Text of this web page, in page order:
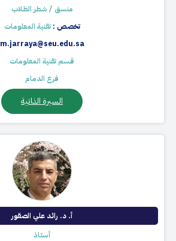
منسق / شطر الطلاب
تخصص :تقنية المعلومات
m.jarraya@seu.edu.sa
قسم تقنية المعلومات
فرع الدمام
السيرة الذاتية
أ. د. رائد علي الصقور​​
أستاذ​​